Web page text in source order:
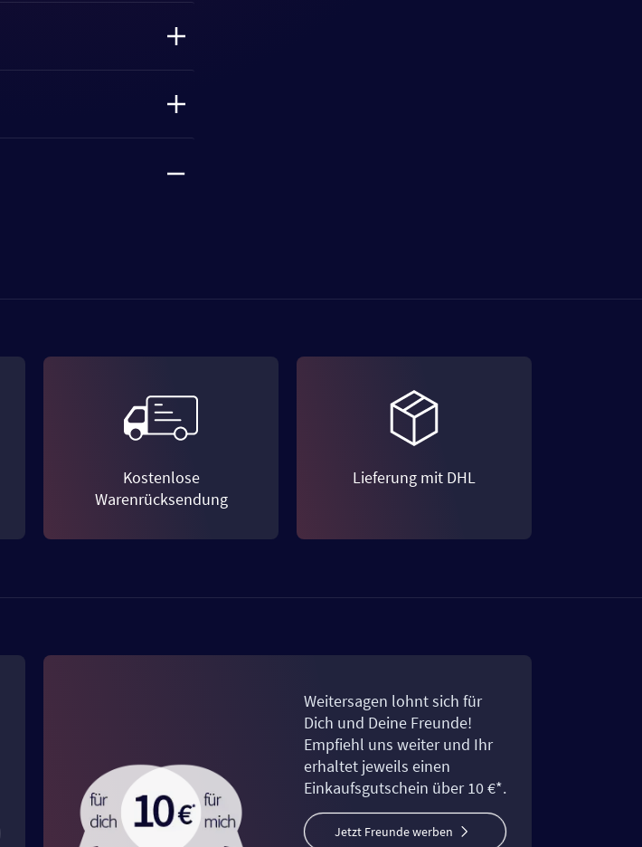
Kostenlose
Warenrücksendung
Lieferung mit DHL
Weitersagen lohnt sich für
Dich und Deine Freunde!
Empfiehl uns weiter und Ihr
erhaltet jeweils einen
Einkaufsgutschein über 10 €*.
Jetzt Freunde werben